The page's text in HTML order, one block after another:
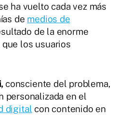
ha vuelto cada vez más
de medios de
de la enorme
los usuarios
consciente del problema,
personalizada en el
digital con contenido en